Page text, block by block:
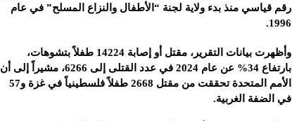
رقم قياسي منذ بدء ولاية لجنة “الأطفال والنزاع المسلح” في ‏عام
1996.‏
وأظهرت بيانات التقرير، مقتل أو إصابة 14224 طفلاً بتشوهات،
بارتفاع 34% عن عام 2024 في عدد القتلى إلى 6266، ‏مشيراً إلى أن
الأمم المتحدة تحققت من مقتل 2668 طفلاً فلسطينياً في غزة و57
في الضفة الغربية.‏